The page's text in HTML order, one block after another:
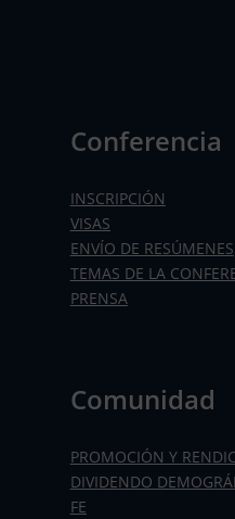
Conferencia
INSCRIPCIÓN
VISAS
ENVÍO DE RESÚMENES
TEMAS DE LA
PRENSA
Comunidad
PROMOCIÓN Y
DIVIDENDO
FE